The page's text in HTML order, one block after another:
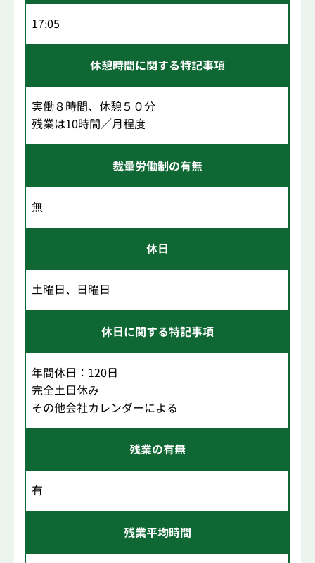
17:05
休憩時間に関する特記事項
実働８時間、休憩５０分
残業は10時間／月程度
裁量労働制の有無
無
休日
土曜日、日曜日
休日に関する特記事項
年間休日：120日
完全土日休み
その他会社カレンダーによる
残業の有無
有
残業平均時間